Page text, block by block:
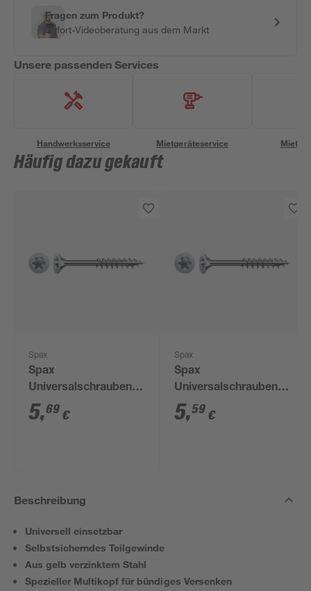
Fragen zum Produkt?
Sofort-Videoberatung aus dem Markt
Unsere passenden Services
Handwerksservice Mietgeräteservice
Häufig dazu gekauft
Spax
Spax
Universalschrauben
T-Star plus T20 Stahl
4,5 x 40 mm 40 Stück
5,69 €
Spax
Spax
Universalschrauben
T-Star plus T20 Stahl
4,5 x 35 mm 40 Stück
5,59 €
Beschreibung
Universell einsetzbar
Selbstsicherndes Teilgewinde
Aus gelb verzinktem Stahl
Spezieller Multikopf für bündiges Versenken